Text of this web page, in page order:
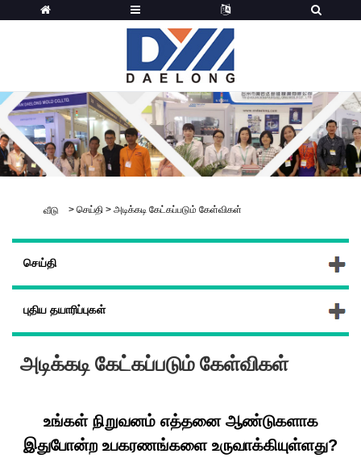
வீடு > செய்தி > அடிக்கடி கேட்கப்படும் கேள்விகள்
செய்தி
புதிய தயாரிப்புகள்
அடிக்கடி கேட்கப்படும் கேள்விகள்
உங்கள் நிறுவனம் எத்தனை ஆண்டுகளாக
இதுபோன்ற உபகரணங்களை உருவாக்கியுள்ளது?